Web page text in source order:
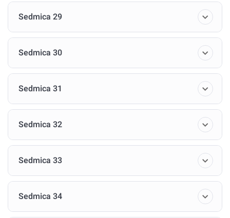
Sedmica 29
Sedmica 30
Sedmica 31
Sedmica 32
Sedmica 33
Sedmica 34